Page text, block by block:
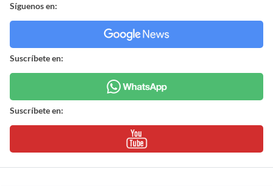
Síguenos en:
Suscríbete en:
Suscríbete en: